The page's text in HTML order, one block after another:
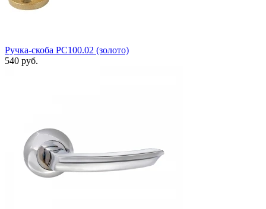
Ручка-скоба РС100.02 (золото)
540 руб.